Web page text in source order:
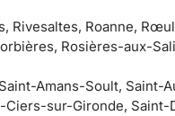
Rivesaltes, Roanne,
Rosières-aux-
Amans-Soult, Saint-
sur-Gironde,